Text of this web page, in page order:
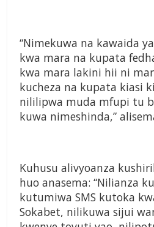
“Nimekuwa na kawaida
kwa mara na kupata
kwa mara lakini hii ni
kucheza na kupata kiasi
nililipwa muda mfupi tu
kuwa nimeshinda,”
Kuhusu alivyoanza
huo anasema: “Nilianza
kutumiwa SMS kutoka
Sokabet, nilikuwa sijui